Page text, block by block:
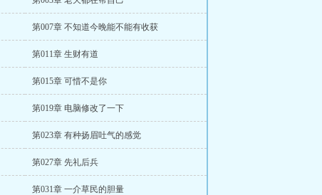
第007章 不知道今晚能不能有收获
第011章 生财有道
第015章 可惜不是你
第019章 电脑修改了一下
第023章 有种扬眉吐气的感觉
第027章 先礼后兵
第031章 一介草民的胆量